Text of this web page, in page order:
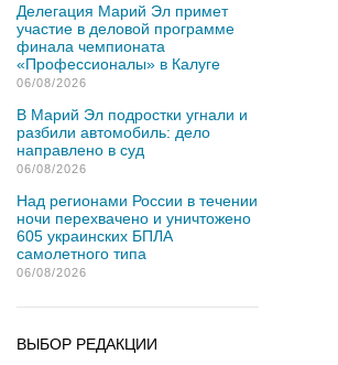
Делегация Марий Эл примет
участие в деловой программе
финала чемпионата
«Профессионалы» в Калуге
06/08/2026
В Марий Эл подростки угнали и
разбили автомобиль: дело
направлено в суд
06/08/2026
Над регионами России в течении
ночи перехвачено и уничтожено
605 украинских БПЛА
самолетного типа
06/08/2026
ВЫБОР РЕДАКЦИИ